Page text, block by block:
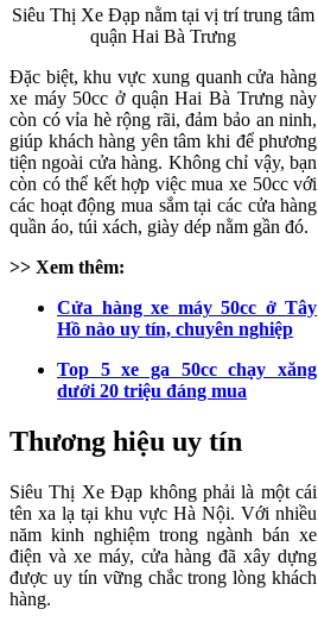
Siêu Thị Xe Đạp nằm tại vị trí trung tâm
quận Hai Bà Trưng
Đặc biệt, khu vực xung quanh cửa hàng
xe máy 50cc ở quận Hai Bà Trưng này
còn có vỉa hè rộng rãi, đảm bảo an ninh,
giúp khách hàng yên tâm khi để phương
tiện ngoài cửa hàng. Không chỉ vậy, bạn
còn có thể kết hợp việc mua xe 50cc với
các hoạt động mua sắm tại các cửa hàng
quần áo, túi xách, giày dép nằm gần đó.
>> Xem thêm:
Cửa hàng xe máy 50cc ở Tây
Hồ nào uy tín, chuyên nghiệp
Top 5 xe ga 50cc chạy xăng
dưới 20 triệu đáng mua
Thương hiệu uy tín
Siêu Thị Xe Đạp không phải là một cái
tên xa lạ tại khu vực Hà Nội. Với nhiều
năm kinh nghiệm trong ngành bán xe
điện và xe máy, cửa hàng đã xây dựng
được uy tín vững chắc trong lòng khách
hàng.